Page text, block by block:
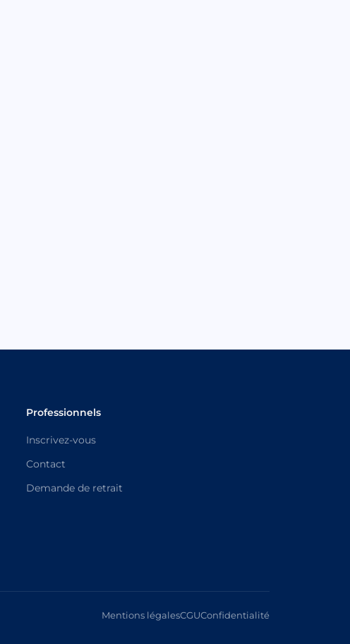
Professionnels
Inscrivez-vous
Contact
Demande de retrait
Mentions légalesCGUConfidentialité